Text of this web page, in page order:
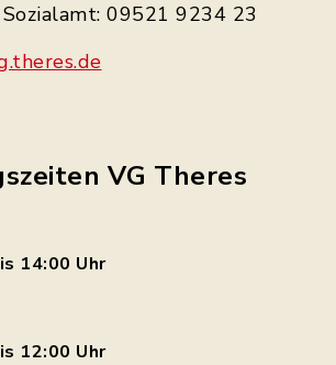
09521 9234 23
VG Theres
14:00 Uhr
12:00 Uhr